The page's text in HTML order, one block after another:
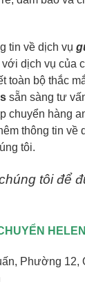
tin về dịch vụ
dịch vụ của
toàn bộ thắc
sẵn sàng tư
chuyển hàng
thông tin về
tôi.
tôi để
Phường 12,